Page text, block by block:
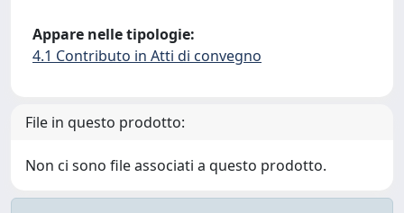
Appare nelle tipologie:
4.1 Contributo in Atti di convegno
File in questo prodotto:
Non ci sono file associati a questo prodotto.